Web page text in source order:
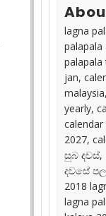
lagna
palapala
palapala
jan,
yearly,
2027,
සුබ දවස්,
දවසේ
2018
lagna